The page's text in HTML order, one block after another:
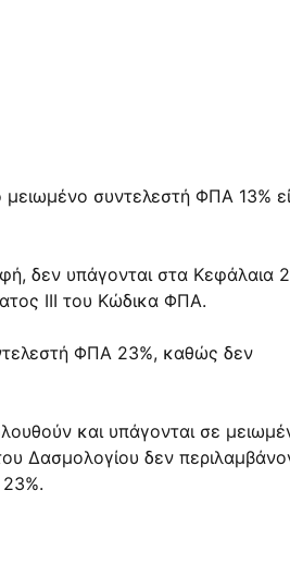
συντελεστή ΦΠΑ 13%
δεν υπάγονται στα Κεφάλαια
ΙΙΙ του Κώδικα ΦΠΑ.
ΦΠΑ 23%, καθώς δεν
και υπάγονται σε
Δασμολογίου δεν